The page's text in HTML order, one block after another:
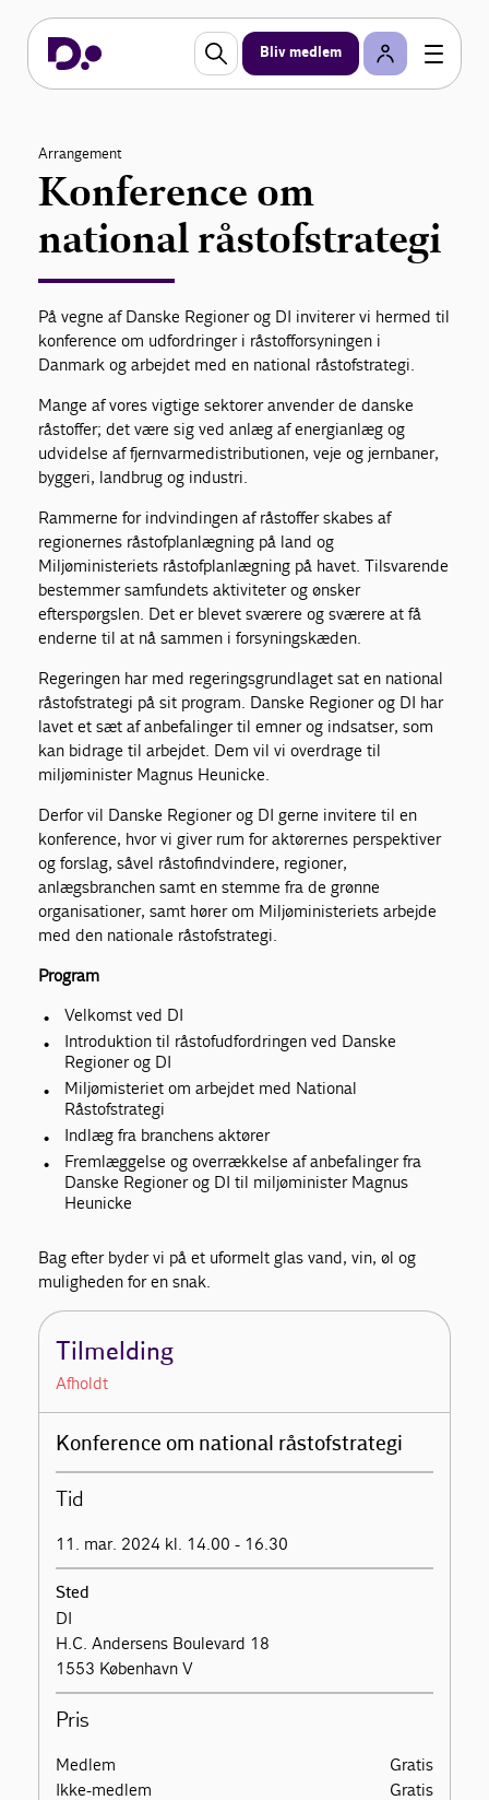
Bliv medlem
Arrangement
Konference om
national råstofstrategi
På vegne af Danske Regioner og DI inviterer vi hermed til
konference om udfordringer i råstofforsyningen i
Danmark og arbejdet med en national råstofstrategi.
Mange af vores vigtige sektorer anvender de danske
råstoffer; det være sig ved anlæg af energianlæg og
udvidelse af fjernvarmedistributionen, veje og jernbaner,
byggeri, landbrug og industri.
Rammerne for indvindingen af råstoffer skabes af
regionernes råstofplanlægning på land og
Miljøministeriets råstofplanlægning på havet. Tilsvarende
bestemmer samfundets aktiviteter og ønsker
efterspørgslen. Det er blevet sværere og sværere at få
enderne til at nå sammen i forsyningskæden.
Regeringen har med regeringsgrundlaget sat en national
råstofstrategi på sit program. Danske Regioner og DI har
lavet et sæt af anbefalinger til emner og indsatser, som
kan bidrage til arbejdet. Dem vil vi overdrage til
miljøminister Magnus Heunicke.
Derfor vil Danske Regioner og DI gerne invitere til en
konference, hvor vi giver rum for aktørernes perspektiver
og forslag, såvel råstofindvindere, regioner,
anlægsbranchen samt en stemme fra de grønne
organisationer, samt hører om Miljøministeriets arbejde
med den nationale råstofstrategi.
Program
Velkomst ved DI
Introduktion til råstofudfordringen ved Danske
Regioner og DI
Miljømisteriet om arbejdet med National
Råstofstrategi
Indlæg fra branchens aktører
Fremlæggelse og overrækkelse af anbefalinger fra
Danske Regioner og DI til miljøminister Magnus
Heunicke
Bag efter byder vi på et uformelt glas vand, vin, øl og
muligheden for en snak.
Tilmelding
Afholdt
Konference om national råstofstrategi
Tid
11. mar. 2024 kl. 14.00 - 16.30
Sted
DI
H.C. Andersens Boulevard 18
1553 København V
Pris
Medlem
Gratis
Ikke-medlem
Gratis